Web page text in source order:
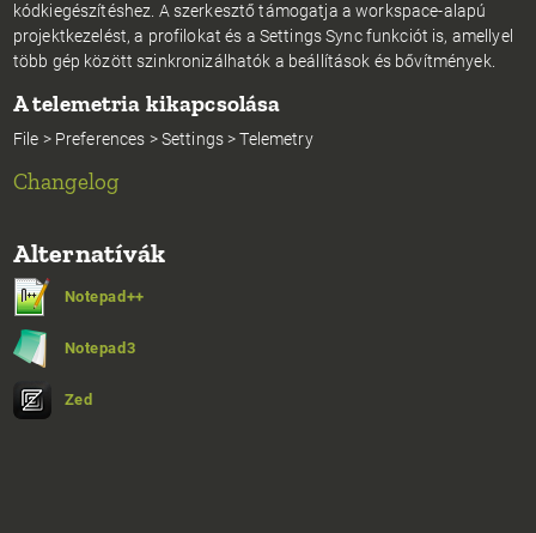
kódkiegészítéshez. A szerkesztő támogatja a workspace-alapú
projektkezelést, a profilokat és a Settings Sync funkciót is, amellyel
több gép között szinkronizálhatók a beállítások és bővítmények.
A telemetria kikapcsolása
File > Preferences > Settings > Telemetry
Changelog
Alternatívák
Notepad++
Notepad3
Zed